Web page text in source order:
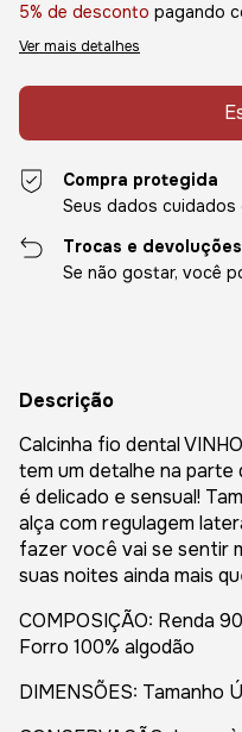
5% de desconto pagando
Ver mais detalhes
Compra protegida
Seus dados
Trocas e devoluções
Se não gostar, você
Descrição
Calcinha fio dental
tem um detalhe na parte
é delicado e sensual!
alça com regulagem
fazer você vai se sentir
suas noites ainda mais
COMPOSIÇÃO: Renda
Forro 100% algodão
DIMENSÕES: Tamanho